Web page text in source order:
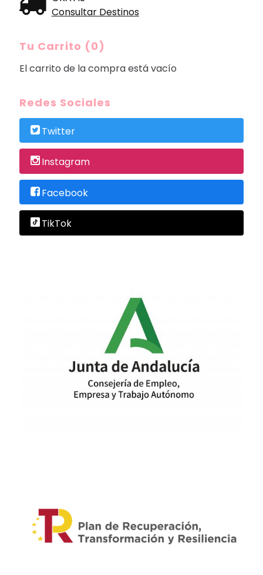
Consultar Destinos
Tu Carrito (0)
El carrito de la compra está vacío
Redes Sociales
Twitter
Instagram
Facebook
TikTok